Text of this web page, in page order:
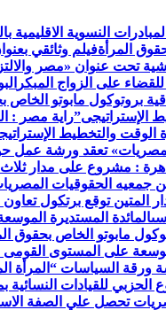
النسوية الاقليمية
المرأةفيلم وثائقي
تحت عنوان «مصر
على الزواج المبكر
بروتوكول مابوتو الخاص
الإستراتيجى”راية مصر :
والتخطيط
تعقد ورشة عمل
: مشروع على مدار
جمعيه الحقوقيات
المتين توقع برتكول
المائدة المستديرة
مابوتو الخاص بحقوق
على المستوى
ورقة السياسات “المرأة
الحزبي للقيادات
تحصل علي الصفة